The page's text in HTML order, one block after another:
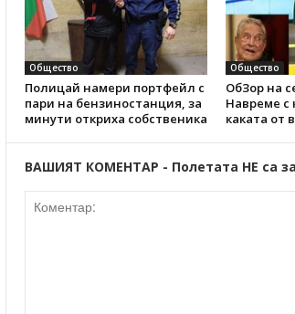
Общество
Полицай намери портфейл с
пари на бензиностанция, за
минути откриха собственика
Общество
ОбЗор на
Навреме с
каката от
ВАШИЯТ КОМЕНТАР - Полетата НЕ са